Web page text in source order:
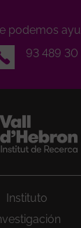
podemos
93 489
Instituto